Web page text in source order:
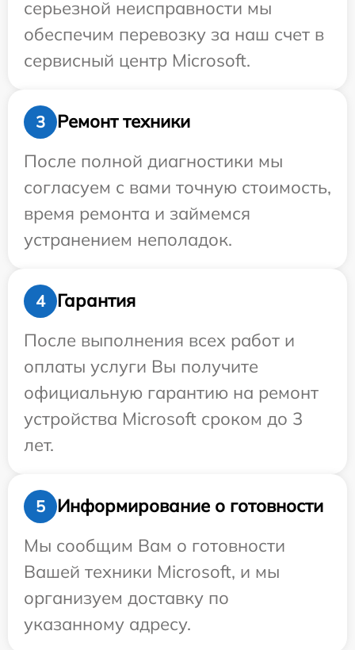
серьезной неисправности мы
обеспечим перевозку за наш счет в
сервисный центр Microsoft.
3
Ремонт техники
После полной диагностики мы
согласуем с вами точную стоимость,
время ремонта и займемся
устранением неполадок.
4
Гарантия
После выполнения всех работ и
оплаты услуги Вы получите
официальную гарантию на ремонт
устройства Microsoft сроком до 3
лет.
5
Информирование о готовности
Мы сообщим Вам о готовности
Вашей техники Microsoft, и мы
организуем доставку по
указанному адресу.